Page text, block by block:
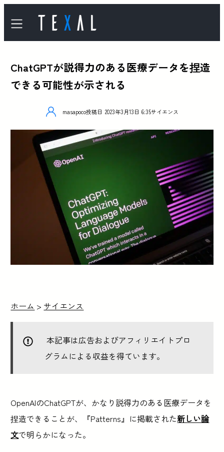
ChatGPTが説得力のある医療データを捏造
できる可能性が示される
masapoco投稿日 2023年3月13日 6:35サイエンス
ホーム > サイエンス
本記事は広告およびアフィリエイトプロ
グラムによる収益を得ています。
OpenAIのChatGPTが、かなり説得力のある医療データを
捏造できることが、『Patterns』に掲載された新しい論
文で明らかになった。